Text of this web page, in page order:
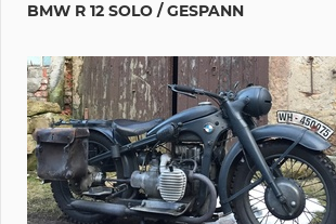
BMW R 12 SOLO / GESPANN